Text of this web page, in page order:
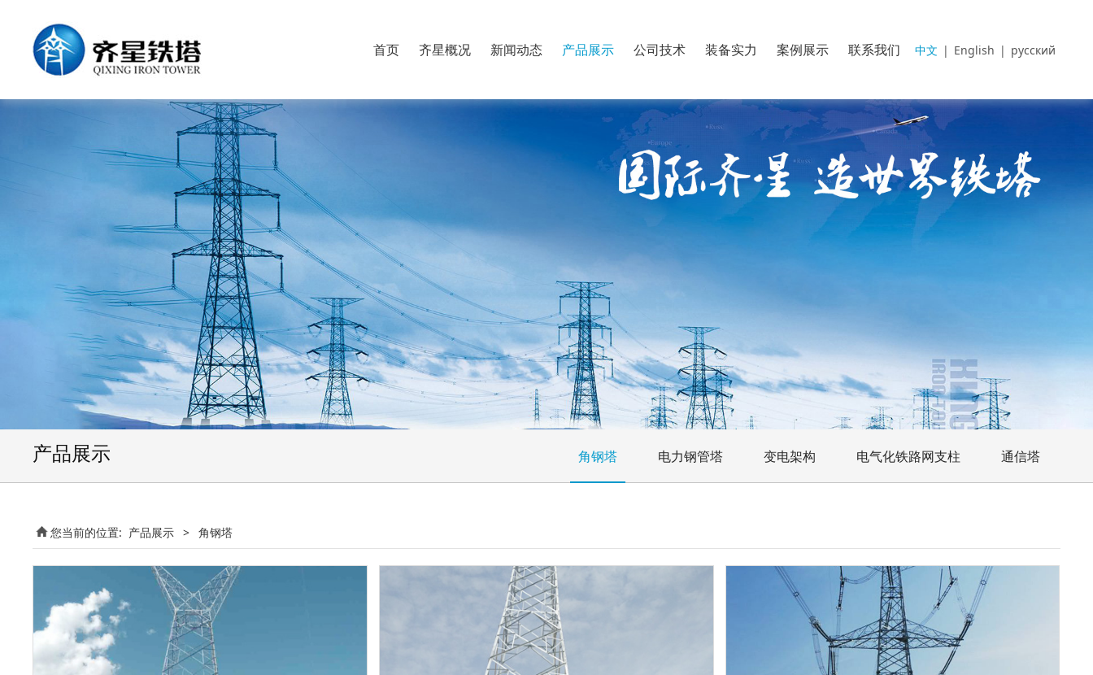
中文 | English | русский
首页 齐星概况 新闻动态 产品展示 公司技术 装备实力 案例展示 联系我们
产品展示 角钢塔 电力钢管塔 变电架构 电气化铁路网支柱 通信塔
您当前的位置: 产品展示 > 角钢塔